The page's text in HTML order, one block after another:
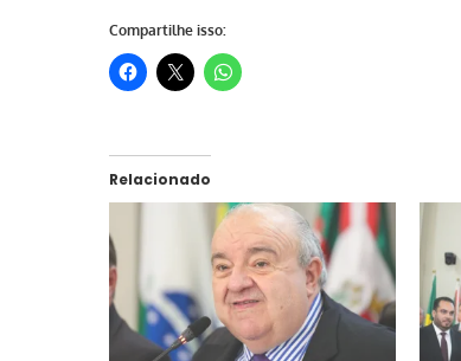
Compartilhe isso:
Relacionado